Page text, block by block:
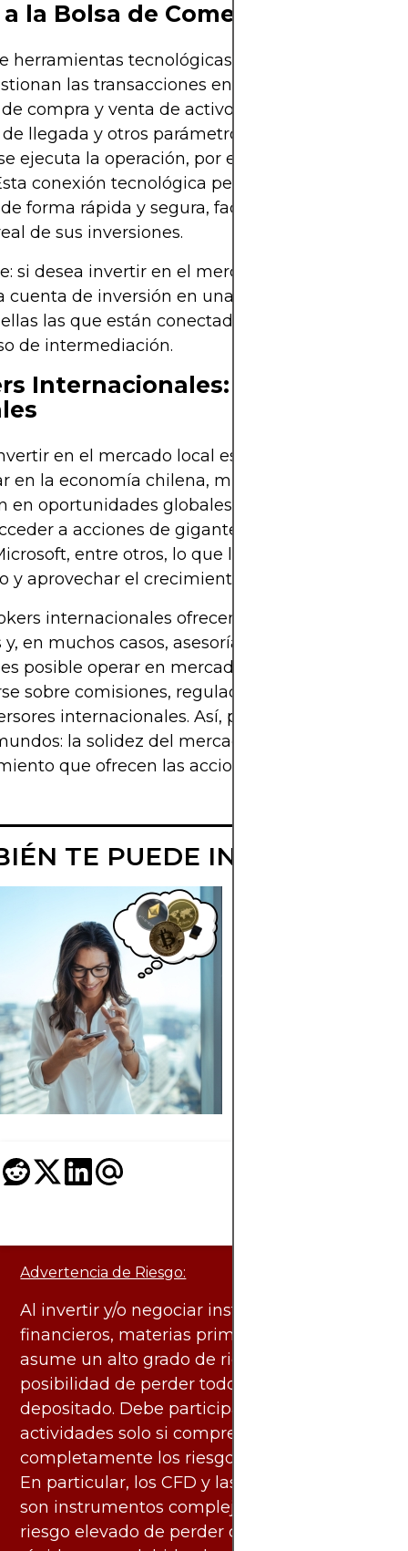
la Bolsa de Comercio?
herramientas tecnológicas avanzadas, las
las transacciones entre inversores.
compra y venta de activos financieros según
llegada y otros parámetros, y cobran una
ejecuta la operación, por ejemplo, al comprar
conexión tecnológica permite que las
forma rápida y segura, facilitando el
de sus inversiones.
si desea invertir en el mercado bursátil
cuenta de inversión en una Corredora de Bolsa
las que están conectadas a la Bolsa y
de intermediación.
Internacionales: Acceso a
en el mercado local es una excelente
en la economía chilena, muchos inversores
en oportunidades globales. Con un broker
a acciones de gigantes tecnológicos
entre otros, lo que le permite
y aprovechar el crecimiento de mercados
internacionales ofrecen plataformas de
y, en muchos casos, asesoría en inglés y otros
posible operar en mercados extranjeros, es
sobre comisiones, regulaciones y requisitos
internacionales. Así, podrá combinar lo
la solidez del mercado local y las
que ofrecen las acciones globales.
TE PUEDE INTERESAR
Advertencia de Riesgo:
Al invertir y/o negociar instrumentos
financieros, materias primas y otros activos,
asume un alto grado de riesgo. Existe la
posibilidad de perder todo el capital
depositado. Debe participar en estas
actividades solo si comprende
completamente los riesgos asociados.
En particular, los CFD y las criptomonedas
son instrumentos complejos y conllevan un
riesgo elevado de perder dinero